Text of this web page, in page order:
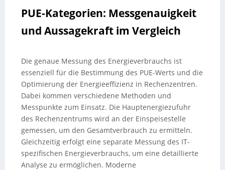
PUE-Kategorien: Messgenauigkeit
und Aussagekraft im Vergleich
Die genaue Messung des Energieverbrauchs ist
essenziell für die Bestimmung des PUE-Werts und die
Optimierung der Energieeffizienz in Rechenzentren.
Dabei kommen verschiedene Methoden und
Messpunkte zum Einsatz. Die Hauptenergiezufuhr
des Rechenzentrums wird an der Einspeisestelle
gemessen, um den Gesamtverbrauch zu ermitteln.
Gleichzeitig erfolgt eine separate Messung des IT-
spezifischen Energieverbrauchs, um eine detaillierte
Analyse zu ermöglichen. Moderne